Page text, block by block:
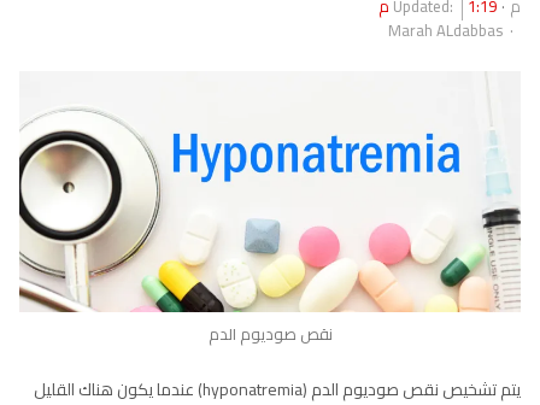
م
Updated: 1:19 م
Author
Marah ALdabbas
نقص صوديوم الدم
يتم تشخيص نقص صوديوم الدم (hyponatremia) عندما يكون هناك القليل